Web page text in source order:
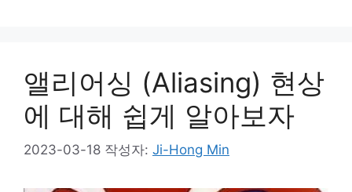
앨리어싱 (Aliasing) 현상
에 대해 쉽게 알아보자
2023-03-18 작성자: Ji-Hong Min